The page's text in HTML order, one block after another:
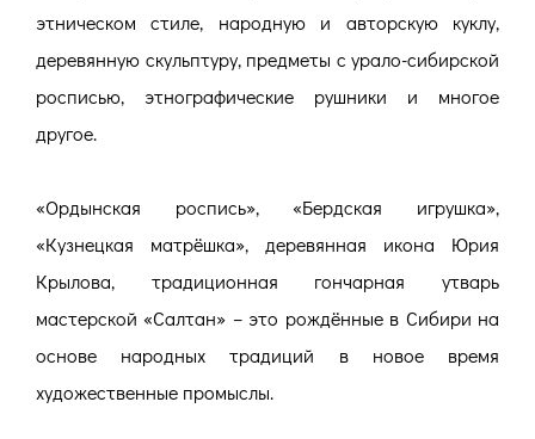
этническом стиле, народную и авторскую куклу,
деревянную скульптуру, предметы с урало-сибирской
росписью, этнографические рушники и многое
другое.
«Ордынская роспись», «Бердская игрушка»,
«Кузнецкая матрёшка», деревянная икона Юрия
Крылова, традиционная гончарная утварь
мастерской «Салтан» – это рождённые в Сибири на
основе народных традиций в новое время
художественные промыслы.